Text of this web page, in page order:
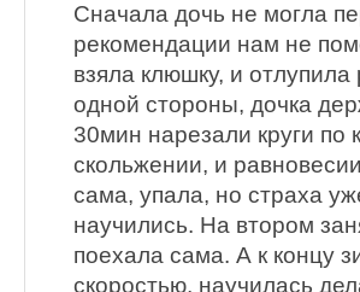
Сначала дочь не могла
рекомендации нам не
взяла клюшку, и
одной стороны, дочка
30мин нарезали круги по
скольжении, и
сама, упала, но страха
научились. На втором
поехала сама. А к концу
скоростью, научилась